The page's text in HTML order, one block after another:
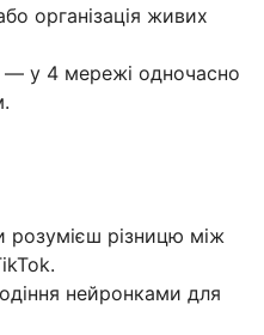
організація живих
у 4 мережі одночасно
розумієш різницю між
нейронками для